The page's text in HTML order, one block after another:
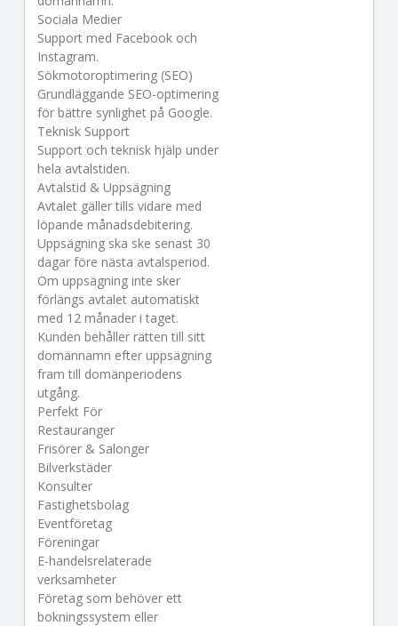
Sociala Medier
Support med Facebook och
Instagram.
Sökmotoroptimering (SEO)
Grundläggande SEO-optimering
för bättre synlighet på Google.
Teknisk Support
Support och teknisk hjälp under
hela avtalstiden.
Avtalstid & Uppsägning
Avtalet gäller tills vidare med
löpande månadsdebitering.
Uppsägning ska ske senast 30
dagar före nästa avtalsperiod.
Om uppsägning inte sker
förlängs avtalet automatiskt
med 12 månader i taget.
Kunden behåller rätten till sitt
domännamn efter uppsägning
fram till domänperiodens
utgång.
Perfekt För
Restauranger
Frisörer & Salonger
Bilverkstäder
Konsulter
Fastighetsbolag
Eventföretag
Föreningar
E-handelsrelaterade
verksamheter
Företag som behöver ett
bokningssystem eller